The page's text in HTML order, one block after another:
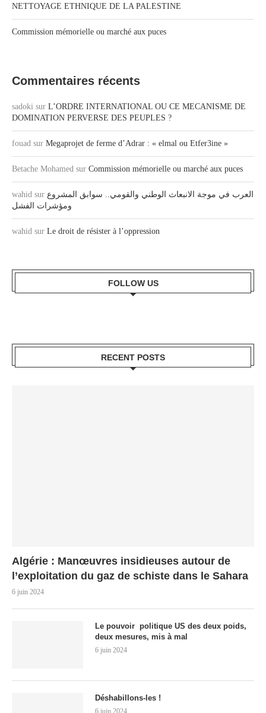
NETTOYAGE ETHNIQUE DE LA PALESTINE
Commission mémorielle ou marché aux puces
Commentaires récents
sadoki sur L’ORDRE INTERNATIONAL OU CE MECANISME DE
DOMINATION PERVERSE DES PEUPLES ?
fouad sur Megaprojet de ferme d’Adrar : « elmal ou Etfer3ine »
Betache Mohamed sur Commission mémorielle ou marché aux puces
wahid sur العرب في موجة الانبعاث الوطني والقومي.. سوابق المشروع
ومؤشرات الفشل
wahid sur Le droit de résister à l’oppression
FOLLOW US
RECENT POSTS
Algérie : Manœuvres insidieuses autour de
l’exploitation du gaz de schiste dans le Sahara
6 juin 2024
Le pouvoir politique US des deux poids,
deux mesures, mis à mal
6 juin 2024
Déshabillons-les !
6 juin 2024